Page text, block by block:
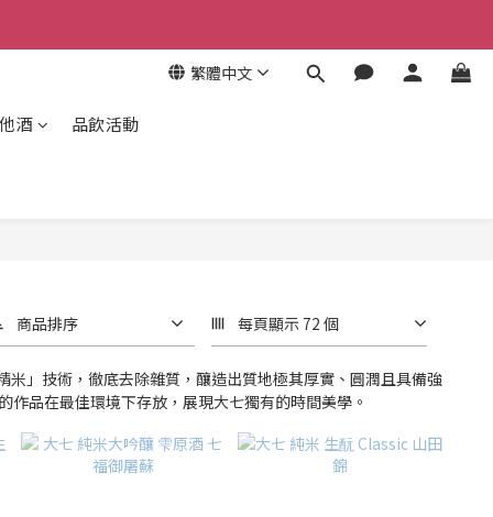
繁體中文
酒 品飲活動
商品排序 每頁顯示 72 個
」技術，徹底去除雜質，釀造出質地極其厚實、圓潤且具備強
作品在最佳環境下存放，展現大七獨有的時間美學。